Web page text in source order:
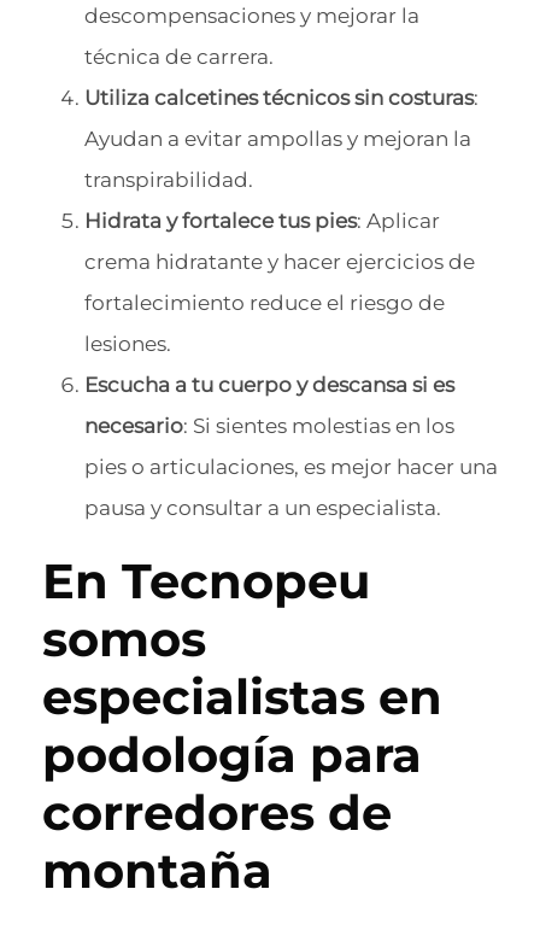
descompensaciones y mejorar la
técnica de carrera.
Utiliza calcetines técnicos sin costuras:
Ayudan a evitar ampollas y mejoran la
transpirabilidad.
Hidrata y fortalece tus pies: Aplicar
crema hidratante y hacer ejercicios de
fortalecimiento reduce el riesgo de
lesiones.
Escucha a tu cuerpo y descansa si es
necesario: Si sientes molestias en los
pies o articulaciones, es mejor hacer una
pausa y consultar a un especialista.
En Tecnopeu
somos
especialistas en
podología para
corredores de
montaña